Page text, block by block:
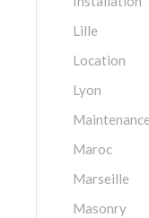
Lille
Location
Lyon
Maintenance
Maroc
Marseille
Masonry